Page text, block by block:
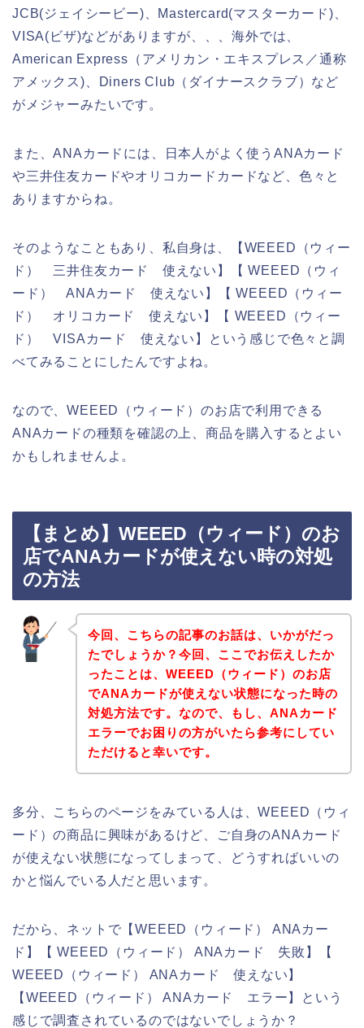
JCB(ジェイシービー)、Mastercard(マスターカード)、
VISA(ビザ)などがありますが、、、海外では、
American Express（アメリカン・エキスプレス／通称
アメックス)、Diners Club（ダイナースクラブ）など
がメジャーみたいです。
また、ANAカードには、日本人がよく使うANAカード
や三井住友カードやオリコカードカードなど、色々と
ありますからね。
そのようなこともあり、私自身は、【WEEED（ウィー
ド） 三井住友カード 使えない】【 WEEED（ウィ
ード） ANAカード 使えない】【 WEEED（ウィー
ド） オリコカード 使えない】【 WEEED（ウィー
ド） VISAカード 使えない】という感じで色々と調
べてみることにしたんですよね。
なので、WEEED（ウィード）のお店で利用できる
ANAカードの種類を確認の上、商品を購入するとよい
かもしれませんよ。
【まとめ】WEEED（ウィード）のお
店でANAカードが使えない時の対処
の方法
今回、こちらの記事のお話は、いかがだっ
たでしょうか？今回、ここでお伝えしたか
ったことは、WEEED（ウィード）のお店
でANAカードが使えない状態になった時の
対処方法です。なので、もし、ANAカード
エラーでお困りの方がいたら参考にしてい
ただけると幸いです。
多分、こちらのページをみている人は、WEEED（ウィ
ード）の商品に興味があるけど、ご自身のANAカード
が使えない状態になってしまって、どうすればいいの
かと悩んでいる人だと思います。
だから、ネットで【WEEED（ウィード） ANAカー
ド】【 WEEED（ウィード） ANAカード 失敗】【
WEEED（ウィード） ANAカード 使えない】
【WEEED（ウィード） ANAカード エラー】という
感じで調査されているのではないでしょうか？